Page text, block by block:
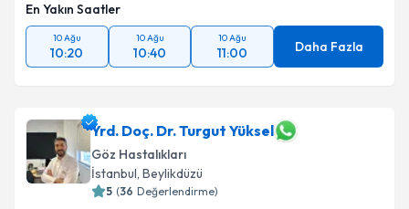
En Yakın Saatler
10 Ağu
10:20
10 Ağu
10:40
10 Ağu
11:00 Daha Fazla
Yrd. Doç. Dr. Turgut Yüksel
Göz Hastalıkları
İstanbul, Beylikdüzü
5 (36 Değerlendirme)